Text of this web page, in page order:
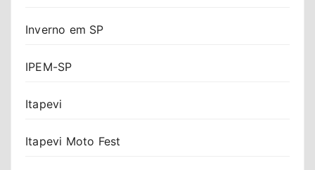
Inverno em SP
IPEM-SP
Itapevi
Itapevi Moto Fest